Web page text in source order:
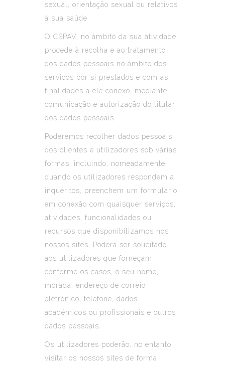
sexual, orientação sexual ou relativos
à sua saúde.
O CSPAV, no âmbito da sua atividade,
procede à recolha e ao tratamento
dos dados pessoais no âmbito dos
serviços por si prestados e com as
finalidades a ele conexo, mediante
comunicação e autorização do titular
dos dados pessoais.
Poderemos recolher dados pessoais
dos clientes e utilizadores sob várias
formas, incluindo, nomeadamente,
quando os utilizadores respondem a
inquéritos, preenchem um formulário
em conexão com quaisquer serviços,
atividades, funcionalidades ou
recursos que disponibilizamos nos
nossos sites. Poderá ser solicitado
aos utilizadores que forneçam,
conforme os casos, o seu nome,
morada, endereço de correio
eletrónico, telefone, dados
académicos ou profissionais e outros
dados pessoais.
Os utilizadores poderão, no entanto,
visitar os nossos sites de forma